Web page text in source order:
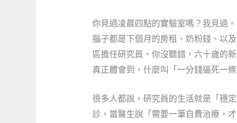
你見過凌晨四點的實驗室嗎？我見過
腦子都是下個月的房租、奶粉錢、以
區擔任研究員。你沒聽錯，六十歲的
真正體會到，什麼叫「一分錢逼死一條
很多人都說，研究員的生活就是「穩
診，當醫生說「需要一筆自費治療，